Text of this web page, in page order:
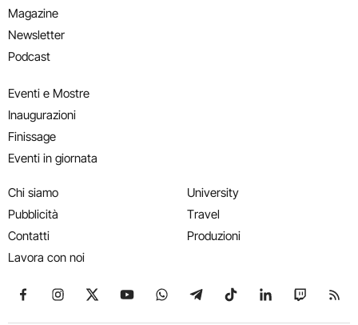
Magazine
Newsletter
Podcast
Eventi e Mostre
Inaugurazioni
Finissage
Eventi in giornata
Chi siamo
Pubblicità
Contatti
Lavora con noi
University
Travel
Produzioni
Seguici su Facebook
Seguici su Instagram
Seguici su X
Seguici su YouTube
Seguici su WhatsApp
Seguici su Telegram
Seguici su TikTok
Seguici su
Seguici